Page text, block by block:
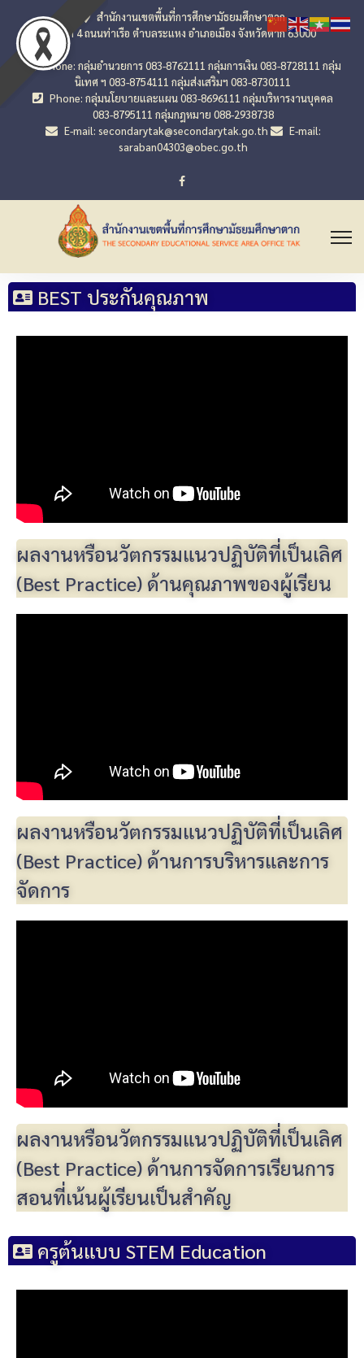
สำนักงานเขตพื้นที่การศึกษามัธยมศึกษาตาก
เลขที่ 4 ถนนท่าเรือ ตำบลระแหง อำเภอเมือง จังหวัดตาก 63000
Phone: กลุ่มอำนวยการ 083-8762111 กลุ่มการเงิน 083-8728111 กลุ่ม
นิเทศ ฯ 083-8754111 กลุ่มส่งเสริมฯ 083-8730111
Phone: กลุ่มนโยบายและแผน 083-8696111 กลุ่มบริหารงานบุคคล
083-8795111 กลุ่มกฎหมาย 088-2938738
E-mail: secondarytak@secondarytak.go.th
E-mail:
saraban04303@obec.go.th
BEST ประกันคุณภาพ
ผลงานหรือนวัตกรรมแนวปฏิบัติที่เป็นเลิศ
(Best Practice) ด้านคุณภาพของผู้เรียน
ผลงานหรือนวัตกรรมแนวปฏิบัติที่เป็นเลิศ
(Best Practice) ด้านการบริหารและการ
จัดการ
ผลงานหรือนวัตกรรมแนวปฏิบัติที่เป็นเลิศ
(Best Practice) ด้านการจัดการเรียนการ
สอนที่เน้นผู้เรียนเป็นสำคัญ
ครูต้นแบบ STEM Education